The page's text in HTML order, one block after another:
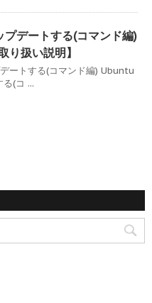
デートする(コマンド編)
り扱い説明】
ートする(コマンド編) Ubuntu
(コ ...